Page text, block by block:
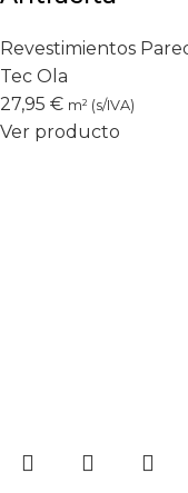
Revestimientos
Tec Ola
27,95 € m² (s/IVA)
Ver producto